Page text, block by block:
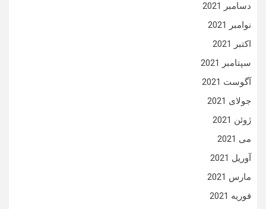
دسامبر 2021
نوامبر 2021
اکتبر 2021
سپتامبر 2021
آگوست 2021
جولای 2021
ژوئن 2021
می 2021
آوریل 2021
مارس 2021
فوریه 2021